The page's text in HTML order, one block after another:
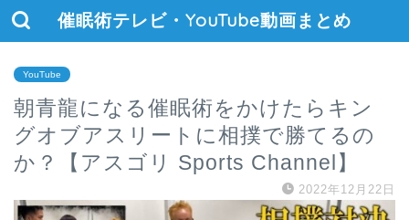
催眠術テレビ・YouTube動画まとめ
YouTube
朝青龍になる催眠術をかけたらキン
グオブアスリートに相撲で勝てるの
か？【アスゴリ Sports Channel】
2022年12月22日